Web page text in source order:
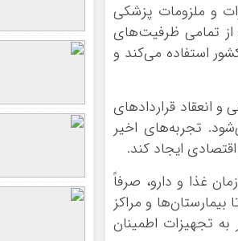
و ملزومات پزشکی
از تمامی ظرفیت‌های
استفاده می‌کند و
انعقاد قراردادهای
تجربه‌های اخیر
غذا و دارو، صرفاً
و مراکز
تجهیزات اطمینان